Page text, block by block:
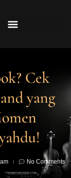
Cek
yang
No Comments